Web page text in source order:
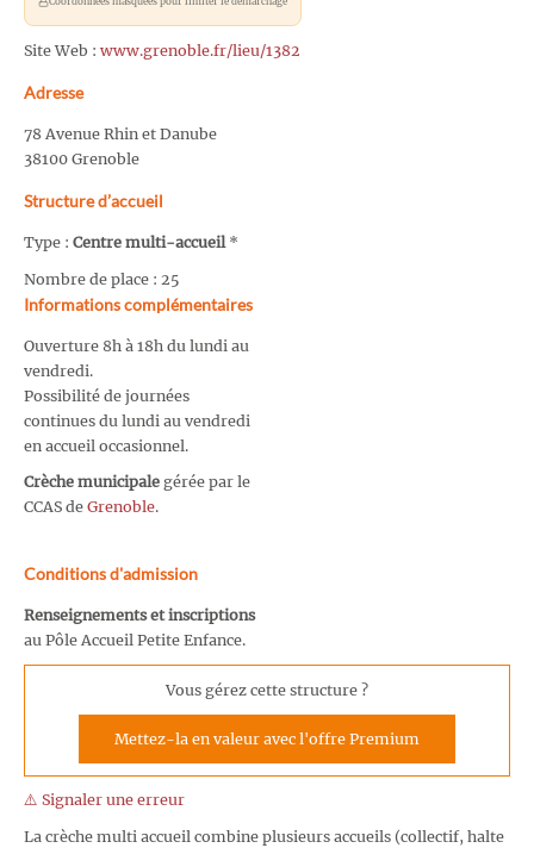
Site Web : www.grenoble.fr/lieu/1382
Adresse
78 Avenue Rhin et Danube
38100 Grenoble
Structure d’accueil
Type : Centre multi-accueil*
Nombre de place : 25
Informations complémentaires
Ouverture 8h à 18h du lundi au
vendredi.
Possibilité de journées
continues du lundi au vendredi
en accueil occasionnel.
Crèche municipale gérée par le
CCAS de Grenoble.
Conditions d'admission
Renseignements et inscriptions
au Pôle Accueil Petite Enfance.
Vous gérez cette structure ?
Mettez-la en valeur avec l'offre Premium
⚠️ Signaler une erreur
La crèche multi accueil combine plusieurs accueils (collectif, halte